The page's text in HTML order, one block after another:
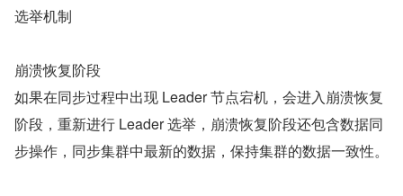
选举机制
崩溃恢复阶段
如果在同步过程中出现 Leader 节点宕机，会进入崩溃恢复
阶段，重新进行 Leader 选举，崩溃恢复阶段还包含数据同
步操作，同步集群中最新的数据，保持集群的数据一致性。